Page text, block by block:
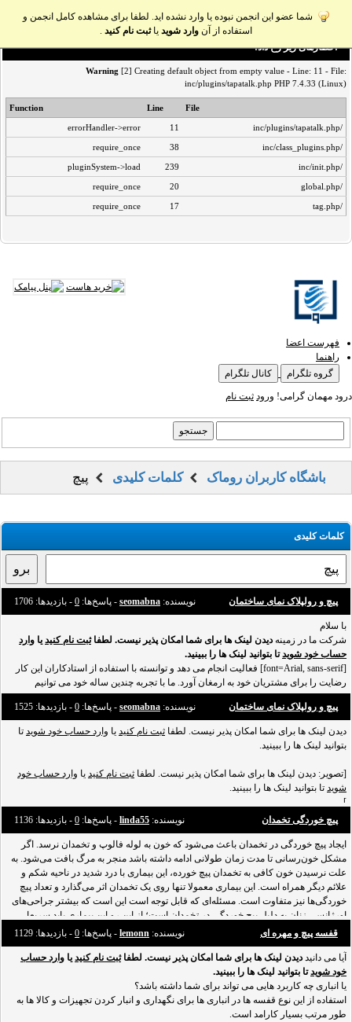
شما عضو این انجمن نبوده یا وارد نشده اید. لطفا برای مشاهده کامل انجمن و
استفاده از آن وارد شوید یاثبت نام کنید .
اخطار‌های زیر رخ داد:
Warning [2] Creating default object from empty value - Line: 11 - File:
inc/plugins/tapatalk.php PHP 7.4.33 (Linux)
File
Line
Function
/inc/plugins/tapatalk.php
11
errorHandler->error
/inc/class_plugins.php
38
require_once
/inc/init.php
239
pluginSystem->load
/global.php
20
require_once
/tag.php
17
require_once
فهرست اعضا
راهنما
گروه تلگرام
کانال تلگرام
درود مهمان گرامی! ورود ثبت نام
باشگاه کاربران روماک کلمات کلیدی پیچ
کلمات کلیدی
نویسنده: seomabna - پاسخ‌ها: 0 - بازدید‌ها: 1706 پیچ و رولپلاک نمای ساختمان
با سلام
شرکت ما در زمینهدیدن لینک ها برای شما امکان پذیر نیست. لطفاثبت نام کنید یا وارد
حساب خود شویدتا بتوانید لینک ها را ببینید.
[font=Arial, sans-serif] فعالیت انجام می دهد و توانسته با استفاده از استادکاران این کار
رضایت را برای مشتریان خود به ارمغان آورد. ما با تجربه چندین ساله خود می توانیم
نویسنده: seomabna - پاسخ‌ها: 0 - بازدید‌ها: 1525 پیچ و رولپلاک نمای ساختمان
دیدن لینک ها برای شما امکان پذیر نیست. لطفا ثبت نام کنید یا وارد حساب خود شوید تا
بتوانید لینک ها را ببینید.
[تصویر: دیدن لینک ها برای شما امکان پذیر نیست. لطفا ثبت نام کنید یا وارد حساب خود
شوید تا بتوانید لینک ها را ببینید.
]
با سلام
%D9%88-%D8%B1%D9%88%D9%84%D9%BE%D9%
نویسنده: linda55 - پاسخ‌ها: 0 - بازدید‌ها: 1136 پیچ خوردگی تخمدان
ایجاد پیچ خوردگی در تخمدان‌ باعث می‌شود که خون به لوله فالوپ و تخمدان نرسد. اگر
مشکل خون‌رسانی تا مدت زمان طولانی ادامه داشته باشد منجر به مرگ بافت می‌شود. به
علت نرسیدن خون کافی به تخمدان پیچ خورده، این بیماری با درد شدید در ناحیه شکم و
علائم دیگر همراه است. این بیماری معمولا تنها روی یک تخمدان اثر می‌گذارد و تعداد پیچ
خوردگی‌ها نیز متفاوت است. مسئله‌ای که قابل توجه است این است که بیشتر جراحی‌های
اورژانسی زنان به دلیل پیچ خوردگی در تخمدان است؛ از این رو این بیماری باید سریعا
تشخیص داده و درمان
نویسنده: lemonn - پاسخ‌ها: 0 - بازدید‌ها: 1129 قفسه پیچ و مهره ای
آیا می دانیددیدن لینک ها برای شما امکان پذیر نیست. لطفاثبت نام کنید یا وارد حساب
خود شویدتا بتوانید لینک ها را ببینید.
یا انباری چه کاربرد هایی می تواند برای شما داشته باشد؟
استفاده از این نوع قفسه ها در انباری ها برای نگهداری و انبار کردن تجهیزات و کالا ها به
طور مرتب بسیار کارامد است.